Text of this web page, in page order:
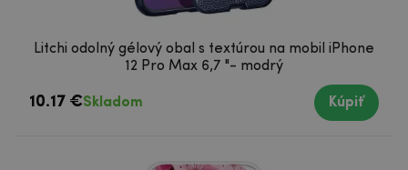
Litchi odolný gélový obal s textúrou na mobil iPhone
12 Pro Max 6,7 "- modrý
10.17 €Skladom Kúpiť